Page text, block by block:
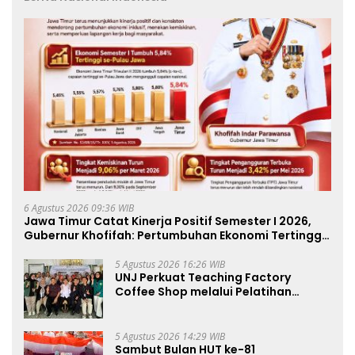
6 Agustus 2026 09:36 WIB
Jawa Timur Catat Kinerja Positif Semester I 2026,
Gubernur Khofifah: Pertumbuhan Ekonomi Tertinggi
5 Agustus 2026 16:26 WIB
UNJ Perkuat Teaching Factory
Coffee Shop melalui Pelatihan
5 Agustus 2026 14:29 WIB
Sambut Bulan HUT ke-81